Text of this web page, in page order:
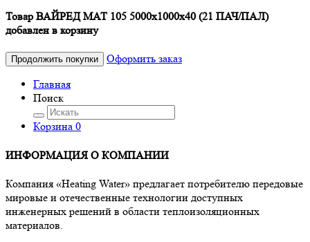
Товар ВАЙРЕД МАТ 105 5000х1000х40 (21 ПАЧ/ПАЛ)
добавлен в корзину
Продолжить покупки
Оформить заказ
Главная
Поиск
Корзина 0
ИНФОРМАЦИЯ О КОМПАНИИ
Компания «Heating Water» предлагает потребителю передовые
мировые и отечественные технологии доступных
инженерных решений в области теплоизоляционных
материалов.